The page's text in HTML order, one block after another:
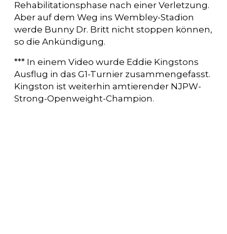
Rehabilitationsphase nach einer Verletzung.
Aber auf dem Weg ins Wembley-Stadion
werde Bunny Dr. Britt nicht stoppen können,
so die Ankündigung.
*** In einem Video wurde Eddie Kingstons
Ausflug in das G1-Turnier zusammengefasst.
Kingston ist weiterhin amtierender NJPW-
Strong-Openweight-Champion.